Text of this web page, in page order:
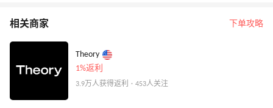
相关商家 下单攻略
Theory
1%返利
3.9万人获得返利 · 453人关注